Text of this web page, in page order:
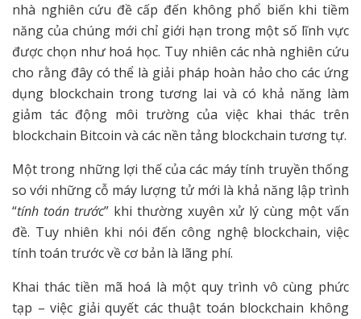
nhà nghiên cứu đề cấp đến không phổ biến khi tiềm
năng của chúng mới chỉ giới hạn trong một số lĩnh vực
được chọn như hoá học. Tuy nhiên các nhà nghiên cứu
cho rằng đây có thể là giải pháp hoàn hảo cho các ứng
dụng blockchain trong tương lai và có khả năng làm
giảm tác động môi trường của việc khai thác trên
blockchain Bitcoin và các nền tảng blockchain tương tự.
Một trong những lợi thế của các máy tính truyền thống
so với những cỗ máy lượng tử mới là khả năng lập trình
“tính toán trước” khi thường xuyên xử lý cùng một vấn
đề. Tuy nhiên khi nói đến công nghệ blockchain, việc
tính toán trước về cơ bản là lãng phí.
Khai thác tiền mã hoá là một quy trình vô cùng phức
tạp – việc giải quyết các thuật toán blockchain không